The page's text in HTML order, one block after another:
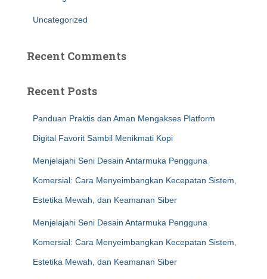
Uncategorized
Recent Comments
Recent Posts
Panduan Praktis dan Aman Mengakses Platform
Digital Favorit Sambil Menikmati Kopi
Menjelajahi Seni Desain Antarmuka Pengguna
Komersial: Cara Menyeimbangkan Kecepatan Sistem,
Estetika Mewah, dan Keamanan Siber
Menjelajahi Seni Desain Antarmuka Pengguna
Komersial: Cara Menyeimbangkan Kecepatan Sistem,
Estetika Mewah, dan Keamanan Siber